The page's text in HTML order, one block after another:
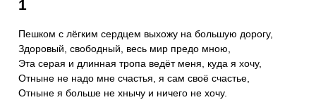
1
Пешком с лёгким сердцем выхожу на большую дорогу,
Здоровый, свободный, весь мир предо мною,
Эта серая и длинная тропа ведёт меня, куда я хочу,
Отныне не надо мне счастья, я сам своё счастье,
Отныне я больше не хнычу и ничего не хочу.